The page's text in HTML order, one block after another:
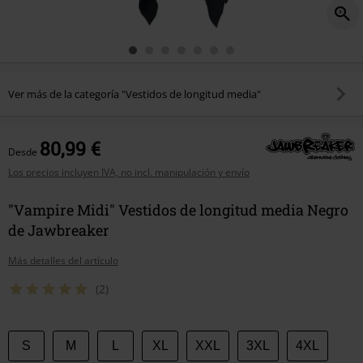
Ver más de la categoría "Vestidos de longitud media"
Desde 80,99 €
Los precios incluyen IVA, no incl. manipulación y envío
"Vampire Midi" Vestidos de longitud media Negro
de Jawbreaker
Más detalles del artículo
(2)
Elige
S M XL XXL 3XL 4XL